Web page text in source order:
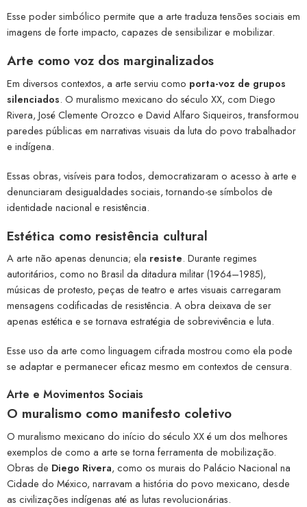
Esse poder simbólico permite que a arte traduza tensões sociais em
imagens de forte impacto, capazes de sensibilizar e mobilizar.
Arte como voz dos marginalizados
Em diversos contextos, a arte serviu como porta-voz de grupos
silenciados. O muralismo mexicano do século XX, com Diego
Rivera, José Clemente Orozco e David Alfaro Siqueiros, transformou
paredes públicas em narrativas visuais da luta do povo trabalhador
e indígena.
Essas obras, visíveis para todos, democratizaram o acesso à arte e
denunciaram desigualdades sociais, tornando-se símbolos de
identidade nacional e resistência.
Estética como resistência cultural
A arte não apenas denuncia; ela resiste. Durante regimes
autoritários, como no Brasil da ditadura militar (1964–1985),
músicas de protesto, peças de teatro e artes visuais carregaram
mensagens codificadas de resistência. A obra deixava de ser
apenas estética e se tornava estratégia de sobrevivência e luta.
Esse uso da arte como linguagem cifrada mostrou como ela pode
se adaptar e permanecer eficaz mesmo em contextos de censura.
Arte e Movimentos Sociais
O muralismo como manifesto coletivo
O muralismo mexicano do início do século XX é um dos melhores
exemplos de como a arte se torna ferramenta de mobilização.
Obras de Diego Rivera, como os murais do Palácio Nacional na
Cidade do México, narravam a história do povo mexicano, desde
as civilizações indígenas até as lutas revolucionárias.